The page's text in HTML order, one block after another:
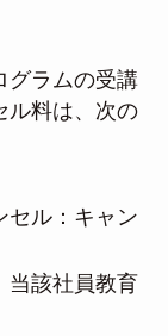
グラムの受講
ル料は、次の
セル：キャン
当該社員教育